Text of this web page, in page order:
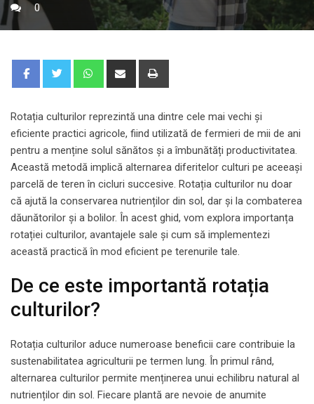
0
WhatsappShare
Rotația culturilor reprezintă una dintre cele mai vechi și
eficiente practici agricole, fiind utilizată de fermieri de mii de ani
pentru a menține solul sănătos și a îmbunătăți productivitatea.
Această metodă implică alternarea diferitelor culturi pe aceeași
parcelă de teren în cicluri succesive. Rotația culturilor nu doar
că ajută la conservarea nutrienților din sol, dar și la combaterea
dăunătorilor și a bolilor. În acest ghid, vom explora importanța
rotației culturilor, avantajele sale și cum să implementezi
această practică în mod eficient pe terenurile tale.
De ce este importantă rotația
culturilor?
Rotația culturilor aduce numeroase beneficii care contribuie la
sustenabilitatea agriculturii pe termen lung. În primul rând,
alternarea culturilor permite menținerea unui echilibru natural al
nutrienților din sol. Fiecare plantă are nevoie de anumite